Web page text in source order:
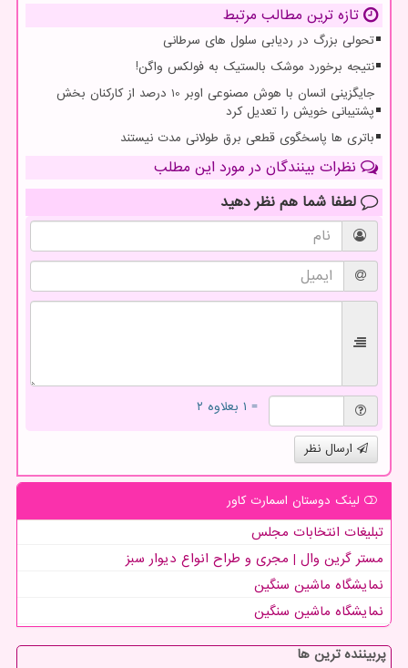
تازه ترین مطالب مرتبط
تحولی بزرگ در ردیابی سلول های سرطانی
نتیجه برخورد موشک بالستیک به فولکس واگن!
جایگزینی انسان با هوش مصنوعی اوبر 10 درصد از کارکنان بخش
پشتیبانی خویش را تعدیل کرد
باتری ها پاسخگوی قطعی برق طولانی مدت نیستند
نظرات بینندگان در مورد این مطلب
لطفا شما هم نظر دهید
= ۱ بعلاوه ۲
ارسال نظر
لینک دوستان اسمارت كاور
تبلیغات انتخابات مجلس
مستر گرین وال | مجری و طراح انواع دیوار سبز
نمایشگاه ماشین سنگین
نمایشگاه ماشین سنگین
پربیننده ترین ها